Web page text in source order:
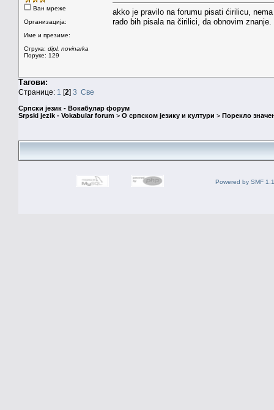
Ван мреже
Организација:
Име и презиме:
Струка: dipl. novinarka
Поруке: 129
akko je pravilo na forumu pisati ćirilicu,
rado bih pisala na čirilici, da obnovim
Тагови:
Странице: 1 [2] 3 Све
Српски језик - Вокабулар форум
Srpski jezik - Vokabular forum > О српском језику и култури > Порекло
Powered by SMF